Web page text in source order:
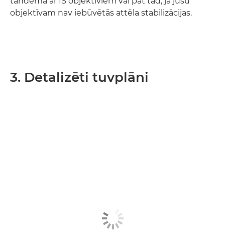
objektīvam nav iebūvētās attēla stabilizācijas.
3. Detalizēti tuvplāni